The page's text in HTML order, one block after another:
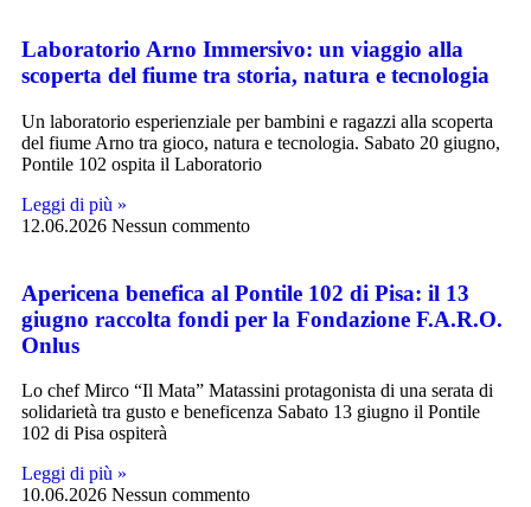
Laboratorio Arno Immersivo: un viaggio alla
scoperta del fiume tra storia, natura e tecnologia
Un laboratorio esperienziale per bambini e ragazzi alla scoperta
del fiume Arno tra gioco, natura e tecnologia. Sabato 20 giugno,
Pontile 102 ospita il Laboratorio
Leggi di più »
12.06.2026 Nessun commento
Apericena benefica al Pontile 102 di Pisa: il 13
giugno raccolta fondi per la Fondazione F.A.R.O.
Onlus
Lo chef Mirco “Il Mata” Matassini protagonista di una serata di
solidarietà tra gusto e beneficenza Sabato 13 giugno il Pontile
102 di Pisa ospiterà
Leggi di più »
10.06.2026 Nessun commento